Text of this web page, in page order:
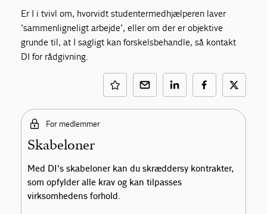
Er I i tvivl om, hvorvidt studentermedhjælperen laver
’sammenligneligt arbejde’, eller om der er objektive
grunde til, at I sagligt kan forskelsbehandle, så kontakt
DI for rådgivning.
For medlemmer
Skabeloner
Med DI's skabeloner kan du skræddersy kontrakter,
som opfylder alle krav og kan tilpasses
virksomhedens forhold.